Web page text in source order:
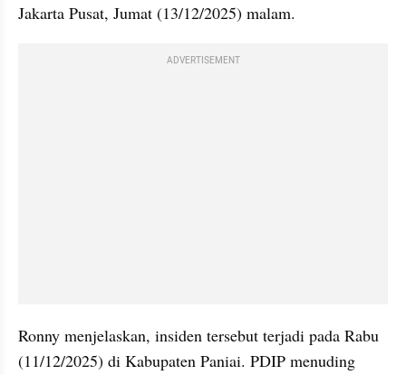
Jakarta Pusat, Jumat (13/12/2025) malam.
ADVERTISEMENT
Ronny menjelaskan, insiden tersebut terjadi pada Rabu
(11/12/2025) di Kabupaten Paniai. PDIP menuding